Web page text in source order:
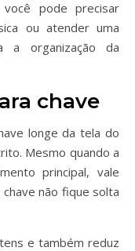
pode precisar
ou atender uma
a organização da
chave
longe da tela do
Mesmo quando a
principal, vale
não fique solta
e também reduz